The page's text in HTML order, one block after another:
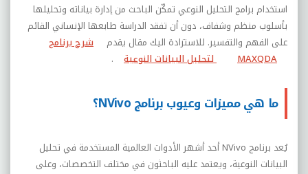
استخدام برامج التحليل النوعي تمكّن الباحث من إدارة بياناته وتحليلها
بأسلوب منظم وشفاف، دون أن تفقد الدراسة طابعها الإنساني القائم
على الفهم والتفسير. للاستزادة اليك مقال يقدم
شرح برنامج
MAXQDA
لتحليل البيانات النوعية .
ما هي مميزات وعيوب برنامج NVivo؟
يُعد برنامج NVivoأحد أشهر الأدوات العالمية المستخدمة في تحليل
البيانات النوعية، ويعتمد عليه الباحثون في مختلف التخصصات، وعلى